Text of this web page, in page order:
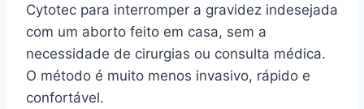
Cytotec para interromper a gravidez indesejada
com um aborto feito em casa, sem a
necessidade de cirurgias ou consulta médica.
O método é muito menos invasivo, rápido e
confortável.